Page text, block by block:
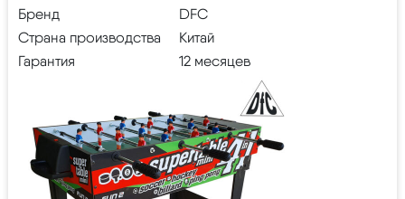
Бренд
DFC
Страна производства
Китай
Гарантия
12 месяцев